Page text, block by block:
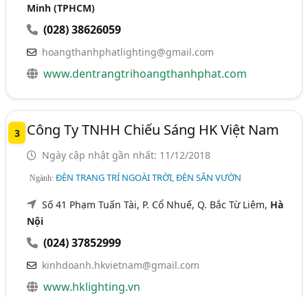
Minh (TPHCM)
(028) 38626059
hoangthanhphatlighting@gmail.com
www.dentrangtrihoangthanhphat.com
3 Công Ty TNHH Chiếu Sáng HK Việt Nam
Ngày cập nhật gần nhất: 11/12/2018
Ngành:ĐÈN TRANG TRÍ NGOÀI TRỜI, ĐÈN SÂN VƯỜN
Số 41 Phạm Tuấn Tài, P. Cổ Nhuế, Q. Bắc Từ Liêm, Hà
Nội
(024) 37852999
kinhdoanh.hkvietnam@gmail.com
www.hklighting.vn